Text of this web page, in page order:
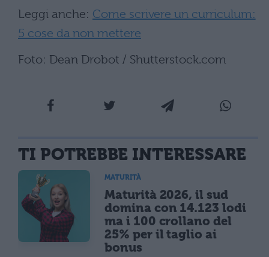
Leggi anche: Come scrivere un curriculum:
5 cose da non mettere
Foto: Dean Drobot / Shutterstock.com
TI POTREBBE INTERESSARE
MATURITÀ
Maturità 2026, il sud
domina con 14.123 lodi
ma i 100 crollano del
25% per il taglio ai
bonus